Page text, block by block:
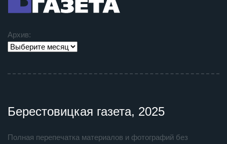
Архив:
Берестовицкая газета, 2025
Полная перепечатка материалов и фотографий без